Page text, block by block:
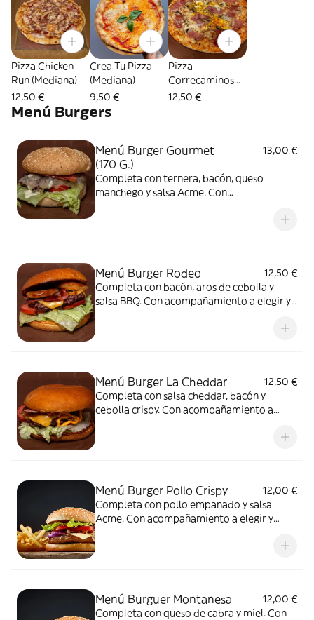
Pizza Chicken
Run (Mediana)
12,50 €
Crea Tu Pizza
(Mediana)
9,50 €
Pizza
Correcaminos
(Mediana)
12,50 €
Menú Burgers
Menú Burger Gourmet
(170 G.)
13,00 €
Completa con ternera, bacón, queso
manchego y salsa Acme. Con
Menú Burger Rodeo
12,50 €
Completa con bacón, aros de cebolla y
salsa BBQ. Con acompañamiento a elegir y
Menú Burger La Cheddar
12,50 €
Completa con salsa cheddar, bacón y
cebolla crispy. Con acompañamiento a
Menú Burger Pollo Crispy
12,00 €
Completa con pollo empanado y salsa
Acme. Con acompañamiento a elegir y
Menú Burguer Montanesa
12,00 €
Completa con queso de cabra y miel. Con